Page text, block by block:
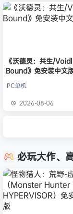
《沃德灵：共生/
Bound》免安装中文
PC单机
2026-08-06
必玩大作、